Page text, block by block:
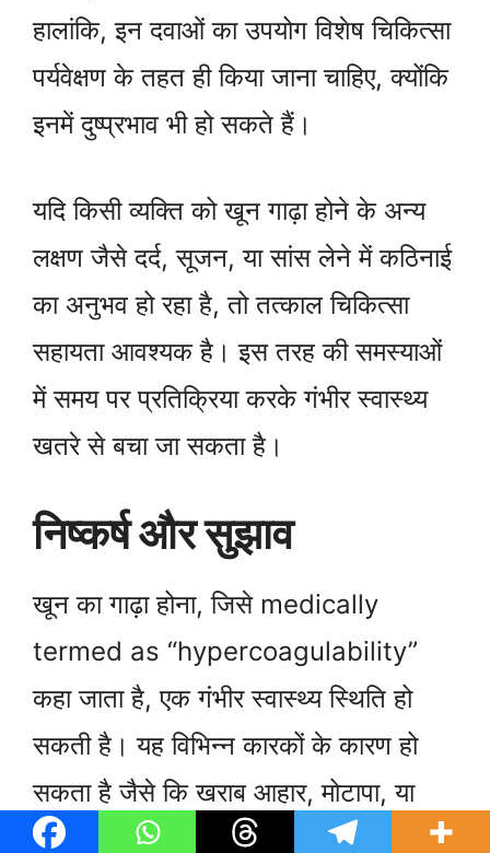
हालांकि, इन दवाओं का उपयोग विशेष चिकित्सा
पर्यवेक्षण के तहत ही किया जाना चाहिए, क्योंकि
इनमें दुष्प्रभाव भी हो सकते हैं।
यदि किसी व्यक्ति को खून गाढ़ा होने के अन्य
लक्षण जैसे दर्द, सूजन, या सांस लेने में कठिनाई
का अनुभव हो रहा है, तो तत्काल चिकित्सा
सहायता आवश्यक है। इस तरह की समस्याओं
में समय पर प्रतिक्रिया करके गंभीर स्वास्थ्य
खतरे से बचा जा सकता है।
निष्कर्ष और सुझाव
खून का गाढ़ा होना, जिसे medically
termed as “hypercoagulability”
कहा जाता है, एक गंभीर स्वास्थ्य स्थिति हो
सकती है। यह विभिन्न कारकों के कारण हो
सकता है जैसे कि खराब आहार, मोटापा, या
कुछ स्वास्थ्य समस्याएं। यह महत्वपूर्ण है कि